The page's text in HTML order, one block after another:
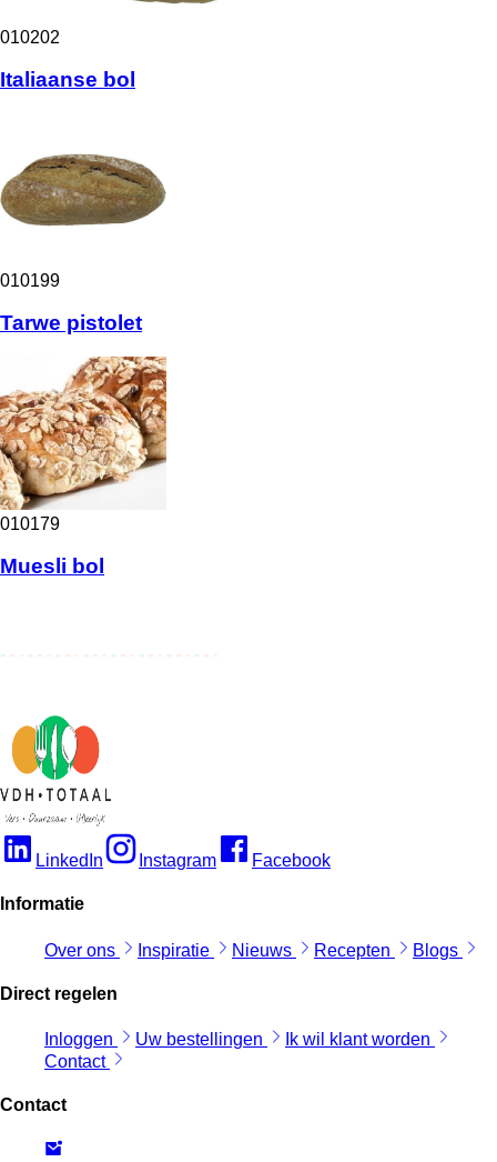
010202
Italiaanse bol
010199
Tarwe pistolet
010179
Muesli bol
LinkedIn Instagram Facebook
Informatie
Over ons Inspiratie Nieuws Recepten Blogs
Direct regelen
Inloggen Uw bestellingen
Ik wil klant worden
Contact
Contact